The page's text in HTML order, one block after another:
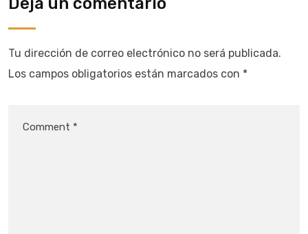
Tu dirección de correo electrónico no será publicada.
Los campos obligatorios están marcados con *